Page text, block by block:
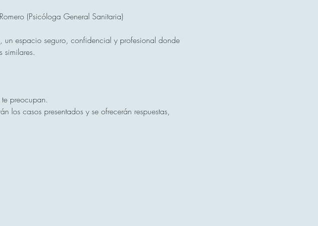
(Psicóloga General Sanitaria)
espacio seguro, confidencial y profesional donde
similares.
preocupan.
los casos presentados y se ofrecerán respuestas,